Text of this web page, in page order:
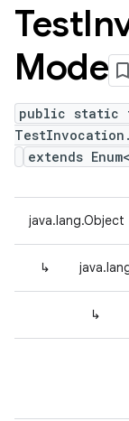
Test
Mode
public static
extends Enum<
java.lang.Object
↳
↳